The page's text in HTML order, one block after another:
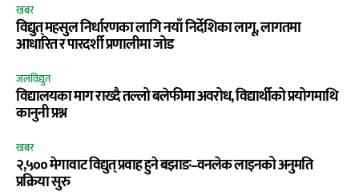
खबर
विद्युत् महसुल निर्धारणका लागि नयाँ निर्देशिका लागू, लागतमा
आधारित र पारदर्शी प्रणालीमा जोड
जलविद्युत
विद्यालयका माग राख्दै तल्लो बलेफीमा अवरोध, विद्यार्थीको प्रयोगमाथि
कानुनी प्रश्न
खबर
२,५०० मेगावाट विद्युत् प्रवाह हुने बझाङ–वनलेक लाइनको अनुमति
प्रक्रिया सुरु